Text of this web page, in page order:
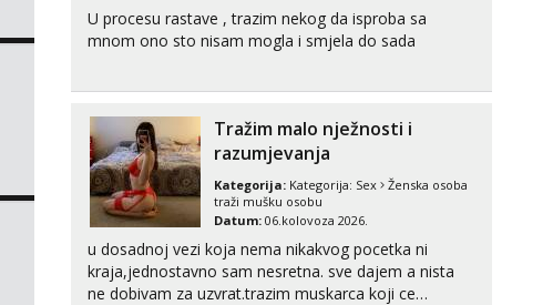
- Kod: #72
tel:0,93€ - mob:1,12€ min
U procesu rastave , trazim nekog da isproba sa
mnom ono sto nisam mogla i smjela do sada
Tražim malo nježnosti i
razumjevanja
Kategorija: Kategorija: Sex
Ženska osoba
traži mušku osobu
Datum: 06.kolovoza 2026.
u dosadnoj vezi koja nema nikakvog pocetka ni
kraja,jednostavno sam nesretna. sve dajem a nista
ne dobivam za uzvrat.trazim muskarca koji ce